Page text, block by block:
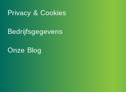
Privacy & Cookies
Bedrijfsgegevens
Onze Blog